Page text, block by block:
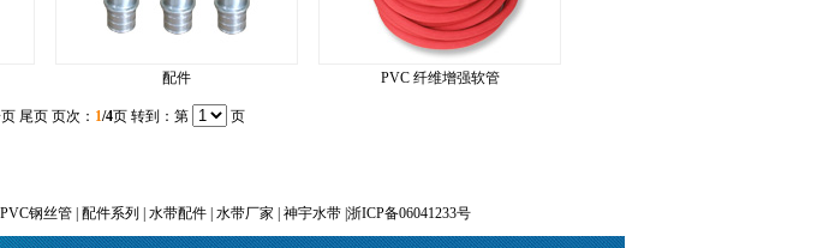
配件 PVC 纤维增强软管
尾页 页次： 1/4页 转到：第 页
PVC钢丝管 | 配件系列 | 水带配件 | 水带厂家 | 神宇水带 |浙ICP备06041233号